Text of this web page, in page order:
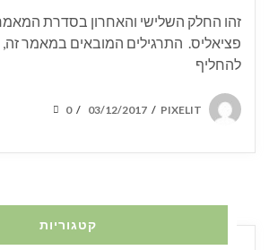
זהו החלק השלישי והאחרון בסדרת
פציאליס. התרגילים המובאים במאמר זה,
להחליף
PIXELIT
/
POSTED
03/12/2017
/
0
קטגוריות